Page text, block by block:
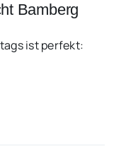
Bamberg
ist perfekt: